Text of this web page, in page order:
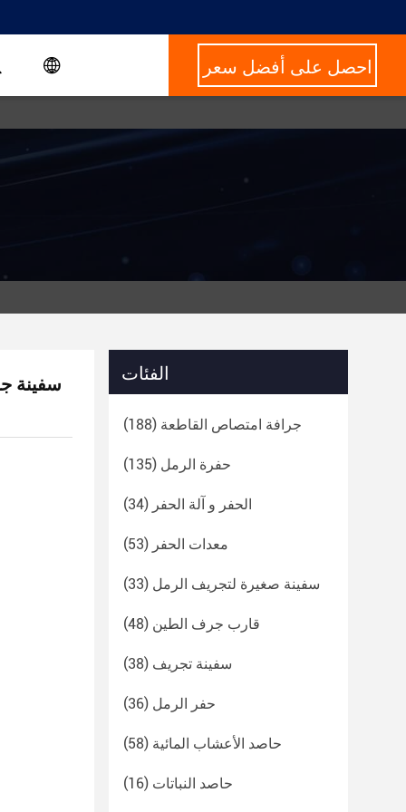
احصل على أفضل سعر
الفئات
جرافة امتصاص القاطعة (188)
حفرة الرمل (135)
الحفر و آلة الحفر (34)
معدات الحفر (53)
سفينة صغيرة لتجريف الرمل (33)
قارب جرف الطين (48)
سفينة تجريف (38)
حفر الرمل (36)
حاصد الأعشاب المائية (58)
حاصد النباتات (16)